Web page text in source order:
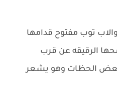
والاب توب مفتوح قدامها
الرقيقه عن قرب
الحظات وهو يشعر